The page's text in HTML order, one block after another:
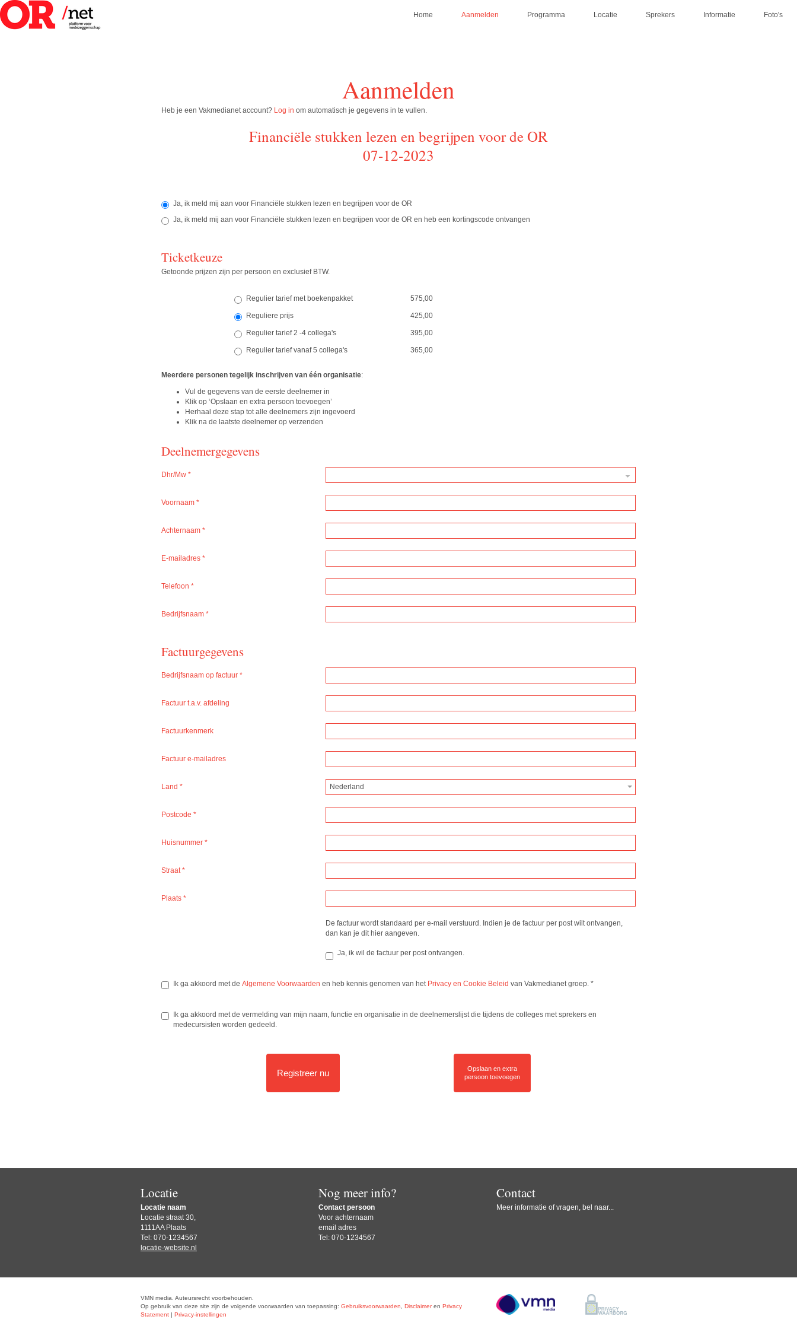
Home Aanmelden Programma Locatie Sprekers Informatie Foto's
Aanmelden
Heb je een Vakmedianet account? Log in om automatisch je gegevens in te vullen.
Financiële stukken lezen en begrijpen voor de OR
07-12-2023
Ja, ik meld mij aan voor Financiële stukken lezen en begrijpen voor de OR
Ja, ik meld mij aan voor Financiële stukken lezen en begrijpen voor de OR en heb een kortingscode ontvangen
Ticketkeuze
Getoonde prijzen zijn per persoon en exclusief BTW.
Regulier tarief met boekenpakket 575,00
Reguliere prijs 425,00
Regulier tarief 2 -4 collega's 395,00
Regulier tarief vanaf 5 collega's 365,00
Meerdere personen tegelijk inschrijven van één organisatie:
Vul de gegevens van de eerste deelnemer in
Klik op ‘Opslaan en extra persoon toevoegen’
Herhaal deze stap tot alle deelnemers zijn ingevoerd
Klik na de laatste deelnemer op verzenden
Deelnemergegevens
Dhr/Mw *
Voornaam *
Achternaam *
E-mailadres *
Telefoon *
Bedrijfsnaam *
Factuurgegevens
Bedrijfsnaam op factuur *
Factuur t.a.v. afdeling
Factuurkenmerk
Factuur e-mailadres
Land * Nederland
Postcode *
Huisnummer *
Straat *
Plaats *
De factuur wordt standaard per e-mail verstuurd. Indien je de factuur per post wilt ontvangen,
dan kan je dit hier aangeven.
Ja, ik wil de factuur per post ontvangen.
Ik ga akkoord met de Algemene Voorwaarden en heb kennis genomen van het Privacy en Cookie Beleid van Vakmedianet groep. *
Ik ga akkoord met de vermelding van mijn naam, functie en organisatie in de deelnemerslijst die tijdens de colleges met sprekers en
medecursisten worden gedeeld.
Registreer nu
Opslaan en extra
persoon toevoegen
Locatie
Locatie naam
Locatie straat 30,
1111AA Plaats
Tel: 070-1234567
locatie-website.nl
Nog meer info?
Contact persoon
Voor achternaam
email adres
Tel: 070-1234567
Contact
Meer informatie of vragen, bel naar...
VMN media. Auteursrecht voorbehouden.
Op gebruik van deze site zijn de volgende voorwaarden van toepassing: Gebruiksvoorwaarden, Disclaimeren Privacy
Statement | Privacy-instellingen